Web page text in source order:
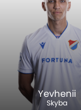
Yevhenii
Skyba